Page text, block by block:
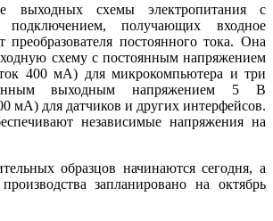
выходных схемы электропитания с
подключением, получающих входное
постоянного тока. Она
схему с постоянным напряжением
400 мА) для микрокомпьютера и три
выходным напряжением 5 В
мА) для датчиков и других интерфейсов.
независимые напряжения на
образцов начинаются сегодня, а
запланировано на октябрь